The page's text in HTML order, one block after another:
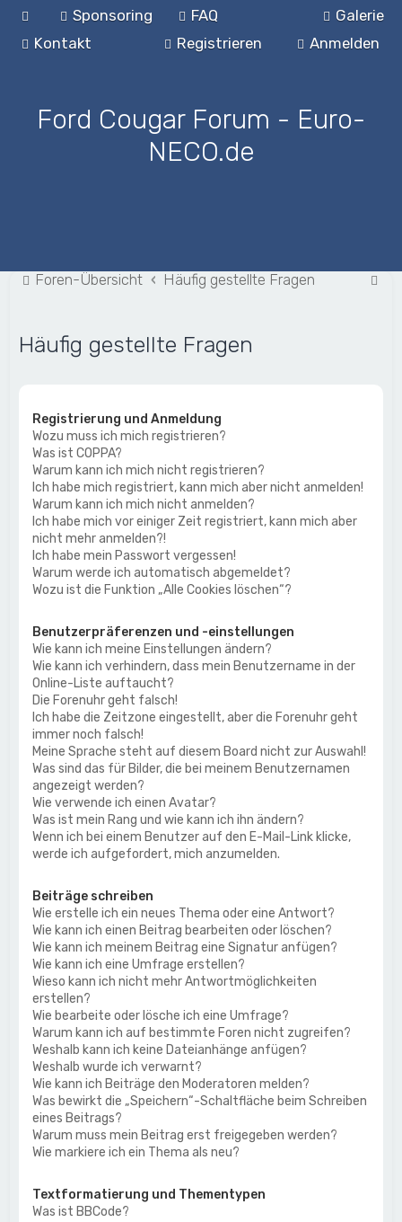
Galerie
Sponsoring
FAQ
Kontakt
Anmelden
Registrieren
Ford Cougar Forum - Euro-
NECO.de
Foren-Übersicht Häufig gestellte Fragen
Häufig gestellte Fragen
Registrierung und Anmeldung
Wozu muss ich mich registrieren?
Was ist COPPA?
Warum kann ich mich nicht registrieren?
Ich habe mich registriert, kann mich aber nicht anmelden!
Warum kann ich mich nicht anmelden?
Ich habe mich vor einiger Zeit registriert, kann mich aber
nicht mehr anmelden?!
Ich habe mein Passwort vergessen!
Warum werde ich automatisch abgemeldet?
Wozu ist die Funktion „Alle Cookies löschen“?
Benutzerpräferenzen und -einstellungen
Wie kann ich meine Einstellungen ändern?
Wie kann ich verhindern, dass mein Benutzername in der
Online-Liste auftaucht?
Die Forenuhr geht falsch!
Ich habe die Zeitzone eingestellt, aber die Forenuhr geht
immer noch falsch!
Meine Sprache steht auf diesem Board nicht zur Auswahl!
Was sind das für Bilder, die bei meinem Benutzernamen
angezeigt werden?
Wie verwende ich einen Avatar?
Was ist mein Rang und wie kann ich ihn ändern?
Wenn ich bei einem Benutzer auf den E-Mail-Link klicke,
werde ich aufgefordert, mich anzumelden.
Beiträge schreiben
Wie erstelle ich ein neues Thema oder eine Antwort?
Wie kann ich einen Beitrag bearbeiten oder löschen?
Wie kann ich meinem Beitrag eine Signatur anfügen?
Wie kann ich eine Umfrage erstellen?
Wieso kann ich nicht mehr Antwortmöglichkeiten
erstellen?
Wie bearbeite oder lösche ich eine Umfrage?
Warum kann ich auf bestimmte Foren nicht zugreifen?
Weshalb kann ich keine Dateianhänge anfügen?
Weshalb wurde ich verwarnt?
Wie kann ich Beiträge den Moderatoren melden?
Was bewirkt die „Speichern“-Schaltfläche beim Schreiben
eines Beitrags?
Warum muss mein Beitrag erst freigegeben werden?
Wie markiere ich ein Thema als neu?
Textformatierung und Thementypen
Was ist BBCode?